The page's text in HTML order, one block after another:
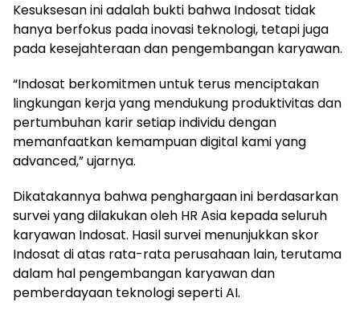
Kesuksesan ini adalah bukti bahwa Indosat tidak
hanya berfokus pada inovasi teknologi, tetapi juga
pada kesejahteraan dan pengembangan karyawan.
“Indosat berkomitmen untuk terus menciptakan
lingkungan kerja yang mendukung produktivitas dan
pertumbuhan karir setiap individu dengan
memanfaatkan kemampuan digital kami yang
advanced,” ujarnya.
Dikatakannya bahwa penghargaan ini berdasarkan
survei yang dilakukan oleh HR Asia kepada seluruh
karyawan Indosat. Hasil survei menunjukkan skor
Indosat di atas rata-rata perusahaan lain, terutama
dalam hal pengembangan karyawan dan
pemberdayaan teknologi seperti AI.